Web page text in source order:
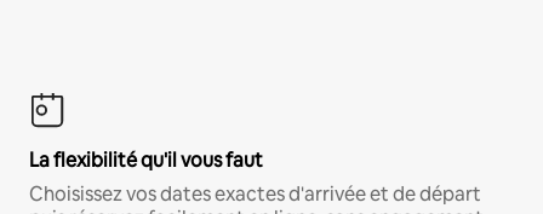
La flexibilité qu'il vous faut
Choisissez vos dates exactes d'arrivée et de départ